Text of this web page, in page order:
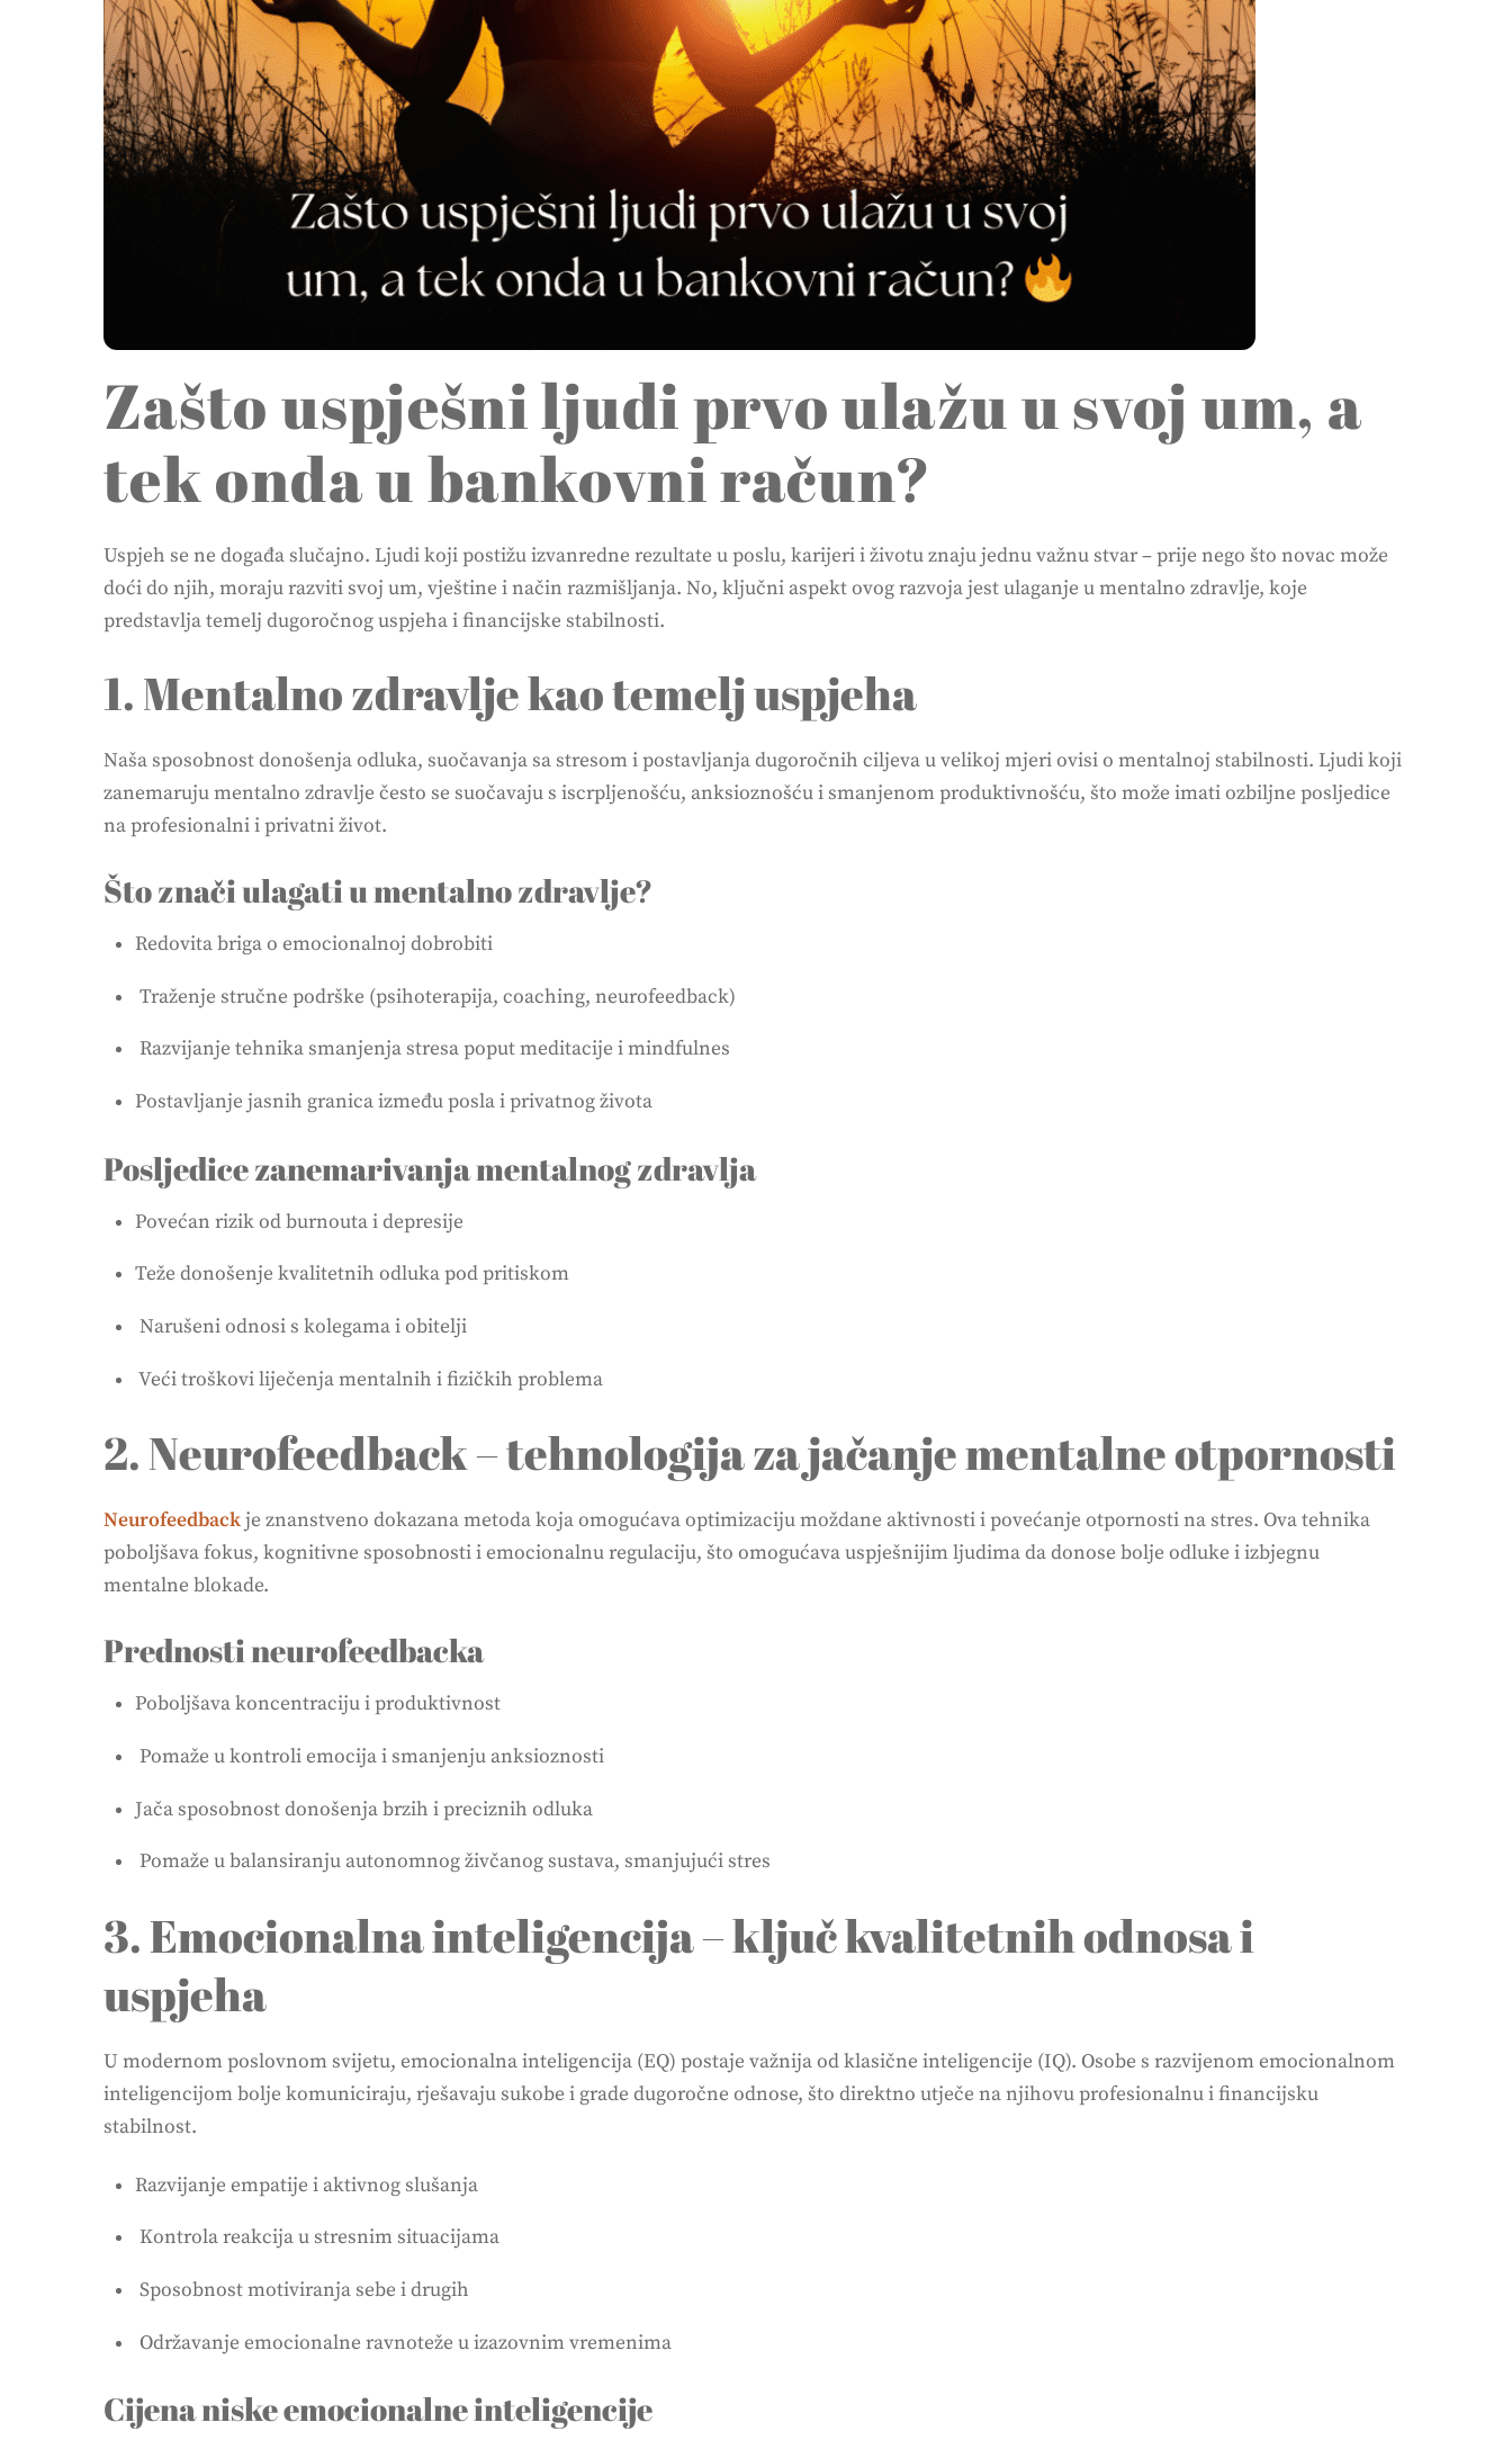
Zašto uspješni ljudi prvo ulažu u svoj um, a
tek onda u bankovni račun?
Uspjeh se ne događa slučajno. Ljudi koji postižu izvanredne rezultate u poslu, karijeri i životu znaju jednu važnu stvar – prije nego što novac može
doći do njih, moraju razviti svoj um, vještine i način razmišljanja. No, ključni aspekt ovog razvoja jest ulaganje u mentalno zdravlje, koje
predstavlja temelj dugoročnog uspjeha i financijske stabilnosti.
1. Mentalno zdravlje kao temelj uspjeha
Naša sposobnost donošenja odluka, suočavanja sa stresom i postavljanja dugoročnih ciljeva u velikoj mjeri ovisi o mentalnoj stabilnosti. Ljudi koji
zanemaruju mentalno zdravlje često se suočavaju s iscrpljenošću, anksioznošću i smanjenom produktivnošću, što može imati ozbiljne posljedice
na profesionalni i privatni život.
Što znači ulagati u mentalno zdravlje?
Redovita briga o emocionalnoj dobrobiti
Traženje stručne podrške (psihoterapija, coaching, neurofeedback)
Razvijanje tehnika smanjenja stresa poput meditacije i mindfulnes
Postavljanje jasnih granica između posla i privatnog života
Posljedice zanemarivanja mentalnog zdravlja
Povećan rizik od burnouta i depresije
Teže donošenje kvalitetnih odluka pod pritiskom
Narušeni odnosi s kolegama i obitelji
Veći troškovi liječenja mentalnih i fizičkih problema
2. Neurofeedback – tehnologija za jačanje mentalne otpornosti
Neurofeedbackje znanstveno dokazana metoda koja omogućava optimizaciju moždane aktivnosti i povećanje otpornosti na stres. Ova tehnika
poboljšava fokus, kognitivne sposobnosti i emocionalnu regulaciju, što omogućava uspješnijim ljudima da donose bolje odluke i izbjegnu
mentalne blokade.
Prednosti neurofeedbacka
Poboljšava koncentraciju i produktivnost
Pomaže u kontroli emocija i smanjenju anksioznosti
Jača sposobnost donošenja brzih i preciznih odluka
Pomaže u balansiranju autonomnog živčanog sustava, smanjujući stres
3. Emocionalna inteligencija – ključ kvalitetnih odnosa i
uspjeha
U modernom poslovnom svijetu, emocionalna inteligencija (EQ) postaje važnija od klasične inteligencije (IQ). Osobe s razvijenom emocionalnom
inteligencijom bolje komuniciraju, rješavaju sukobe i grade dugoročne odnose, što direktno utječe na njihovu profesionalnu i financijsku
stabilnost.
Razvijanje empatije i aktivnog slušanja
Kontrola reakcija u stresnim situacijama
Sposobnost motiviranja sebe i drugih
Održavanje emocionalne ravnoteže u izazovnim vremenima
Cijena niske emocionalne inteligencije